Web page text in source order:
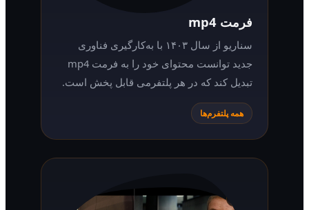
سناریو از سال ۱۴۰۳ با به‌کارگیری فناوری
جدید توانست محتوای خود را به فرمت mp4
تبدیل کند که در هر پلتفرمی قابل پخش است.
همه پلتفرم‌ها